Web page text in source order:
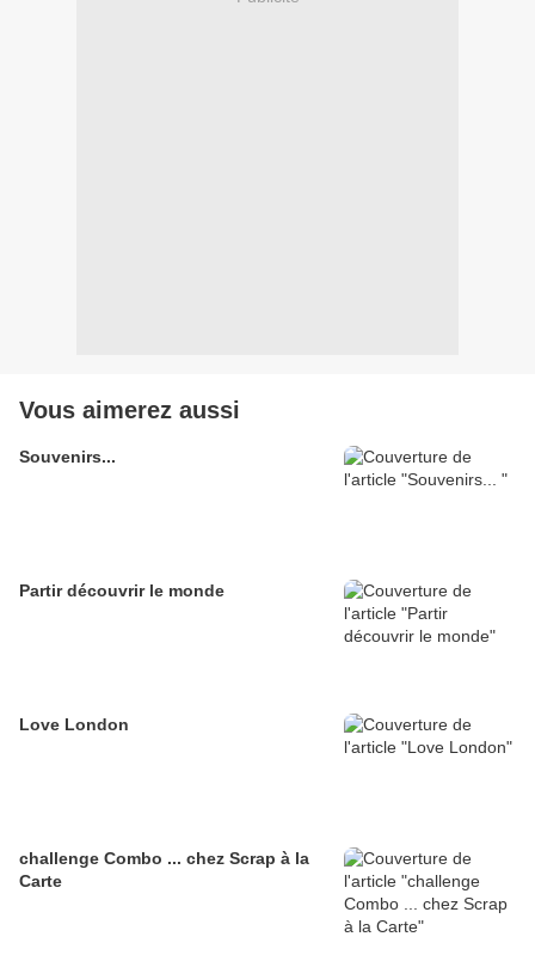
Vous aimerez aussi
Souvenirs...
Partir découvrir le monde
Love London
challenge Combo ... chez Scrap à la
Carte